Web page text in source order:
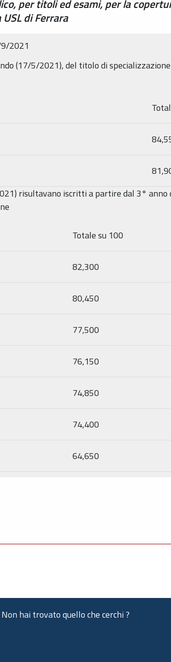
per titoli ed esami, per la
di Ferrara
2021
(17/5/2021), del titolo di
risultavano iscritti a partire dal 3° anno
Totale su 100
82,300
80,450
77,500
76,150
74,850
74,400
64,650
Non hai trovato quello che cerchi ?